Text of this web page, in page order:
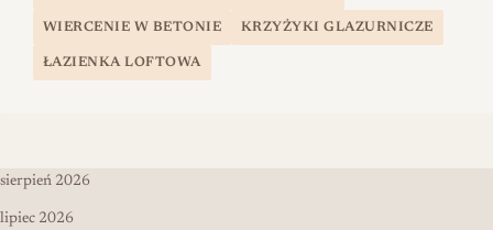
WIERCENIE W BETONIE KRZYŻYKI GLAZURNICZE
ŁAZIENKA LOFTOWA
sierpień 2026
lipiec 2026